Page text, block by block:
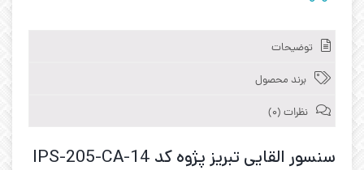
توضیحات
برند محصول
نظرات (0)
سنسور القایی تبریز پژوه کد IPS-205-CA-14